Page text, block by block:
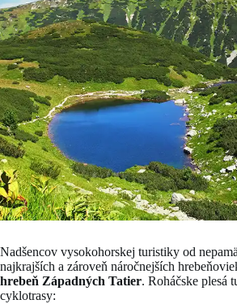
Nadšencov vysokohorskej turistiky od
najkrajších a zároveň náročnejších
hrebeň Západných Tatier. Roháčske plesá
cyklotrasy: